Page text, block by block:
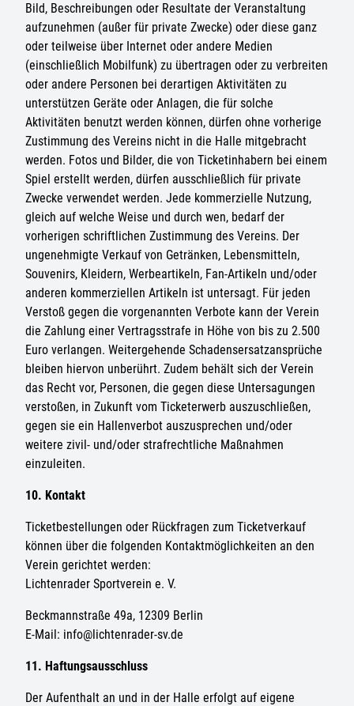
Bild, Beschreibungen oder Resultate der Veranstaltung
aufzunehmen (außer für private Zwecke) oder diese ganz
oder teilweise über Internet oder andere Medien
(einschließlich Mobilfunk) zu übertragen oder zu verbreiten
oder andere Personen bei derartigen Aktivitäten zu
unterstützen Geräte oder Anlagen, die für solche
Aktivitäten benutzt werden können, dürfen ohne vorherige
Zustimmung des Vereins nicht in die Halle mitgebracht
werden. Fotos und Bilder, die von Ticketinhabern bei einem
Spiel erstellt werden, dürfen ausschließlich für private
Zwecke verwendet werden. Jede kommerzielle Nutzung,
gleich auf welche Weise und durch wen, bedarf der
vorherigen schriftlichen Zustimmung des Vereins. Der
ungenehmigte Verkauf von Getränken, Lebensmitteln,
Souvenirs, Kleidern, Werbeartikeln, Fan-Artikeln und/oder
anderen kommerziellen Artikeln ist untersagt. Für jeden
Verstoß gegen die vorgenannten Verbote kann der Verein
die Zahlung einer Vertragsstrafe in Höhe von bis zu 2.500
Euro verlangen. Weitergehende Schadensersatzansprüche
bleiben hiervon unberührt. Zudem behält sich der Verein
das Recht vor, Personen, die gegen diese Untersagungen
verstoßen, in Zukunft vom Ticketerwerb auszuschließen,
gegen sie ein Hallenverbot auszusprechen und/oder
weitere zivil- und/oder strafrechtliche Maßnahmen
einzuleiten.
10. Kontakt
Ticketbestellungen oder Rückfragen zum Ticketverkauf
können über die folgenden Kontaktmöglichkeiten an den
Verein gerichtet werden:
Lichtenrader Sportverein e. V.
Beckmannstraße 49a, 12309 Berlin
E-Mail: info@lichtenrader-sv.de
11. Haftungsausschluss
Der Aufenthalt an und in der Halle erfolgt auf eigene